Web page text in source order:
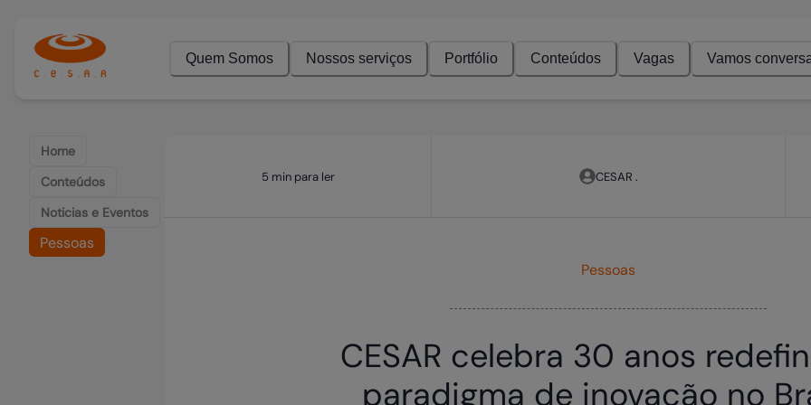
Quem Somos Nossos serviços Portfólio Conteúdos Vagas Vamos
Home
Conteúdos
Noticias e Eventos
Pessoas
5 min para ler CESAR .
Pessoas
CESAR celebra 30 anos
paradigma de inovação no